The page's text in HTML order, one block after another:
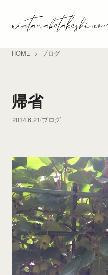
HOME ブログ
帰省
2014.6.21 ブログ